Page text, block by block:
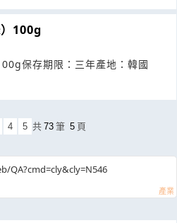
100g
保存期限：三年產地：韓國
4 5 共 73 筆 5 頁
QA?cmd=cly&cly=N546